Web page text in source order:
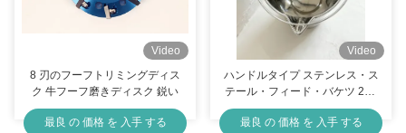
Video
8 刃のフーフトリミングディス
ク 牛フーフ磨きディスク 鋭い
最良 の 価格 を 入手 する
Video
ハンドルタイプ ステンレス・ス
テール・フィード・バケツ 20L
ステンレス・ステール・ミルカ
ー
最良 の 価格 を 入手 する